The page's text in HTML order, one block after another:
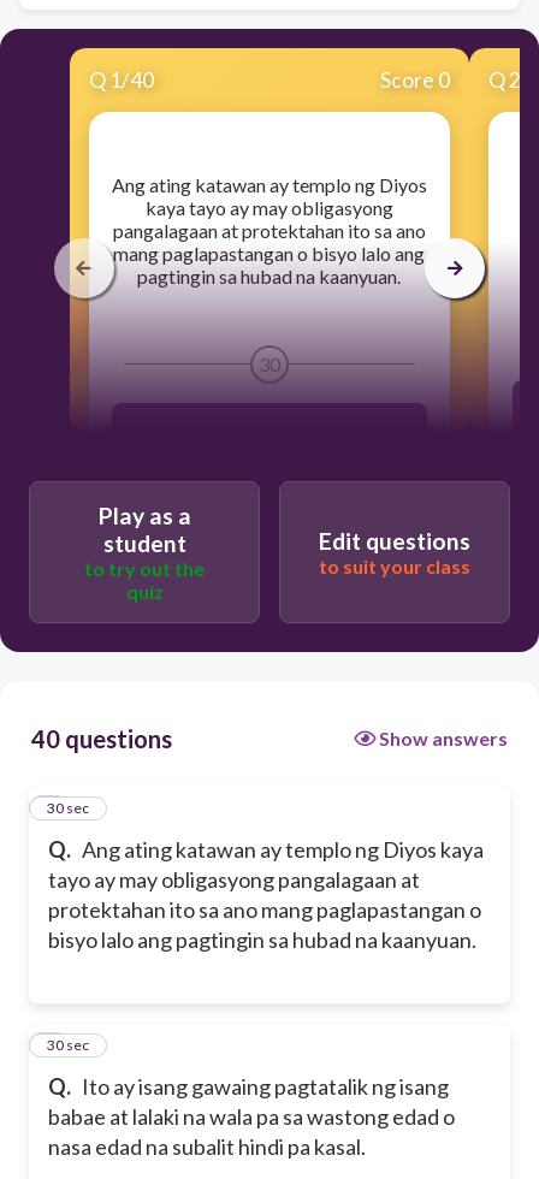
Q 1/40 Score 0
​Ang ating katawan ay templo ng Diyos
kaya tayo ay may obligasyong
pangalagaan at protektahan ito sa ano
mang paglapastangan o bisyo lalo ang
pagtingin sa hubad na kaanyuan.
30
Q2
Play as a
student
to try out the
quiz
Edit questions
to suit your class
40 questions Show answers
Q. Ang ating katawan ay templo ng Diyos kaya
tayo ay may obligasyong pangalagaan at
protektahan ito sa ano mang paglapastangan o
bisyo lalo ang pagtingin sa hubad na kaanyuan.
1
30 sec
Q. Ito ay isang gawaing pagtatalik ng isang
babae at lalaki na wala pa sa wastong edad o
nasa edad na subalit hindi pa kasal.
2
30 sec